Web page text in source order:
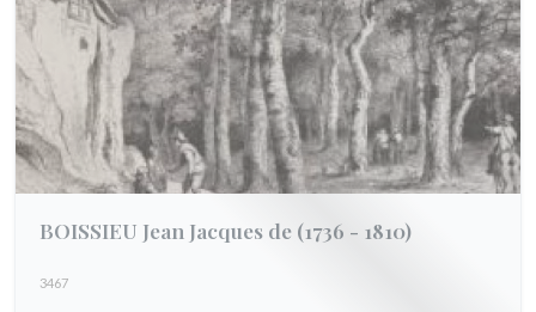
BOISSIEU Jean Jacques de (1736 - 1810)
3467